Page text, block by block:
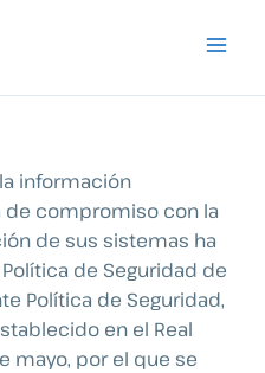
información
de compromiso con la
de sus sistemas ha
de Seguridad de
Política de Seguridad,
en el Real
mayo, por el que se